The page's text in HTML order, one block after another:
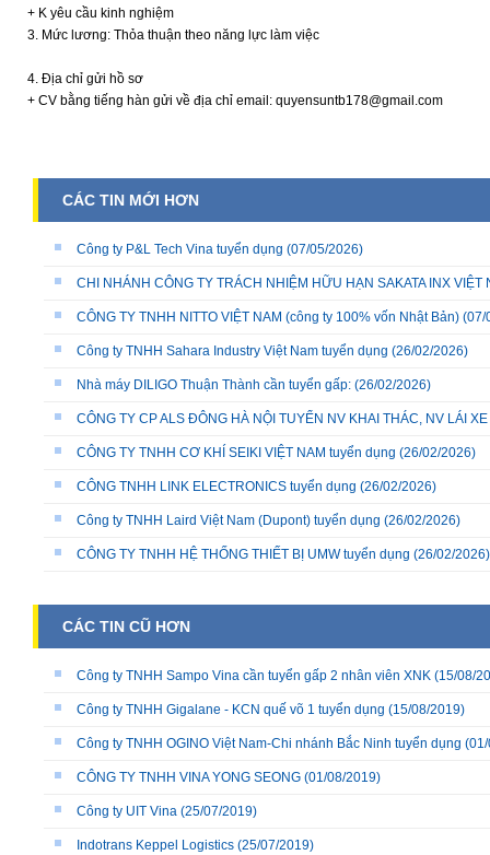
+ K yêu cầu kinh nghiệm
3. Mức lương: Thỏa thuận theo năng lực làm việc
4. Địa chỉ gửi hồ sơ
+ CV bằng tiếng hàn gửi về địa chỉ email: quyensuntb178@gmail.com
CÁC TIN MỚI HƠN
Công ty P&L Tech Vina tuyển dụng (07/05/2026)
CHI NHÁNH CÔNG TY TRÁCH NHIỆM HỮU HẠN SAKATA INX
CÔNG TY TNHH NITTO VIỆT NAM (công ty 100% vốn Nhật Bản) (07/
Công ty TNHH Sahara Industry Việt Nam tuyển dụng (26/02/2026)
Nhà máy DILIGO Thuận Thành cần tuyển gấp: (26/02/2026)
CÔNG TY CP ALS ĐÔNG HÀ NỘI TUYỂN NV KHAI THÁC, NV LÁI
CÔNG TY TNHH CƠ KHÍ SEIKI VIỆT NAM tuyển dụng (26/02/2026)
CÔNG TNHH LINK ELECTRONICS tuyển dụng (26/02/2026)
Công ty TNHH Laird Việt Nam (Dupont) tuyển dụng (26/02/2026)
CÔNG TY TNHH HỆ THỐNG THIẾT BỊ UMW tuyển dụng (26/02/2026)
CÁC TIN CŨ HƠN
Công ty TNHH Sampo Vina cần tuyển gấp 2 nhân viên XNK (15/08/
Công ty TNHH Gigalane - KCN quế võ 1 tuyển dụng (15/08/2019)
Công ty TNHH OGINO Việt Nam-Chi nhánh Bắc Ninh tuyển dụng
CÔNG TY TNHH VINA YONG SEONG (01/08/2019)
Công ty UIT Vina (25/07/2019)
Indotrans Keppel Logistics (25/07/2019)